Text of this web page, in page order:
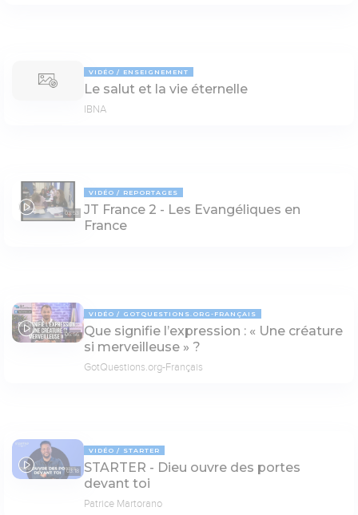
VIDÉO ENSEIGNEMENT
Le salut et la vie éternelle
IBNA
03:53
VIDÉO REPORTAGES
JT France 2 - Les Evangéliques en
France
06:56
VIDÉO GOTQUESTIONS.ORG-FRANÇAIS
Que signifie l’expression : « Une créature
si merveilleuse » ?
GotQuestions.org-Français
03:18
VIDÉO STARTER
STARTER - Dieu ouvre des portes
devant toi
Patrice Martorano